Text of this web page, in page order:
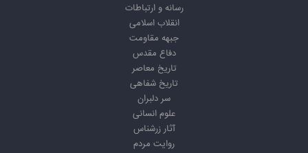
رسانه و ارتباطات
انقلاب اسلامی
جبهه مقاومت
دفاع مقدس
تاریخ معاصر
تاریخ شفاهی
سر دلبران
علوم انسانی
آثار زرشناس
روایت مردم